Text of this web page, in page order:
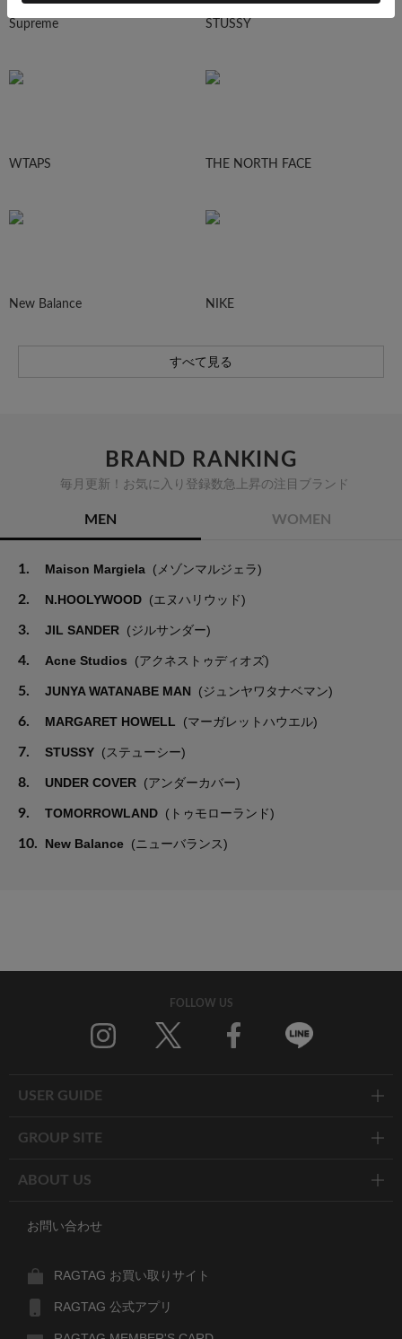
Supreme STUSSY
WTAPS THE NORTH FACE
New Balance NIKE
すべて見る
BRAND RANKING
毎月更新！お気に入り登録数急上昇の注目ブランド
MEN WOMEN
1. Maison Margiela (メゾンマルジェラ)
2. N.HOOLYWOOD (エヌハリウッド)
3. JIL SANDER (ジルサンダー)
4. Acne Studios (アクネストゥディオズ)
5. JUNYA WATANABE MAN (ジュンヤワタナベマン)
6. MARGARET HOWELL (マーガレットハウエル)
7. STUSSY (ステューシー)
8. UNDER COVER (アンダーカバー)
9. TOMORROWLAND (トゥモローランド)
10. New Balance (ニューバランス)
FOLLOW US
USER GUIDE
GROUP SITE
ABOUT US
お問い合わせ
RAGTAG お買い取りサイト
RAGTAG 公式アプリ